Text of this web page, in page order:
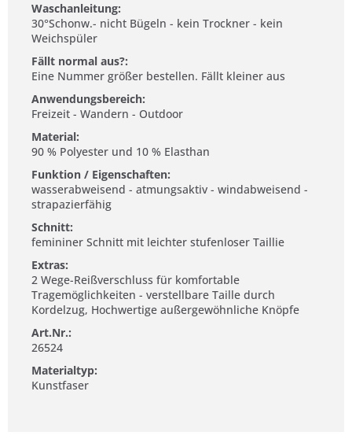
Waschanleitung:
30°Schonw.- nicht Bügeln - kein Trockner - kein
Weichspüler
Fällt normal aus?:
Eine Nummer größer bestellen. Fällt kleiner aus
Anwendungsbereich:
Freizeit - Wandern - Outdoor
Material:
90 % Polyester und 10 % Elasthan
Funktion / Eigenschaften:
wasserabweisend - atmungsaktiv - windabweisend -
strapazierfähig
Schnitt:
femininer Schnitt mit leichter stufenloser Taillie
Extras:
2 Wege-Reißverschluss für komfortable
Tragemöglichkeiten - verstellbare Taille durch
Kordelzug, Hochwertige außergewöhnliche Knöpfe
Art.Nr.:
26524
Materialtyp:
Kunstfaser